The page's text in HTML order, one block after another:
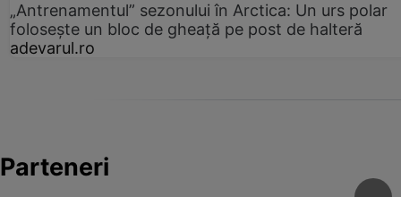
„Antrenamentul” sezonului în Arctica: Un urs polar
folosește un bloc de gheață pe post de halteră
adevarul.ro
Parteneri